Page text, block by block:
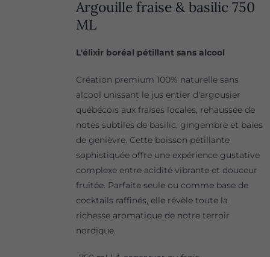
Argouille fraise & basilic 750
ML
L'élixir boréal pétillant sans alcool
Création premium 100% naturelle sans
alcool unissant le jus entier d'argousier
québécois aux fraises locales, rehaussée de
notes subtiles de basilic, gingembre et baies
de genièvre. Cette boisson pétillante
sophistiquée offre une expérience gustative
complexe entre acidité vibrante et douceur
fruitée. Parfaite seule ou comme base de
cocktails raffinés, elle révèle toute la
richesse aromatique de notre terroir
nordique.